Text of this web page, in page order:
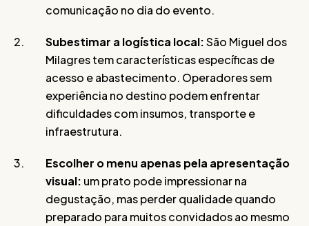
comunicação no dia do evento.
Subestimar a logística local:São Miguel dos
Milagres tem características específicas de
acesso e abastecimento. Operadores sem
experiência no destino podem enfrentar
dificuldades com insumos, transporte e
infraestrutura.
Escolher o menu apenas pela apresentação
visual: um prato pode impressionar na
degustação, mas perder qualidade quando
preparado para muitos convidados ao mesmo